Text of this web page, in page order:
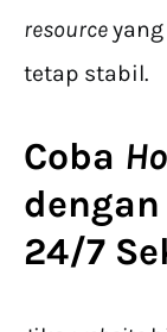
resource
tetap stabil.
Coba
dengan
24/7